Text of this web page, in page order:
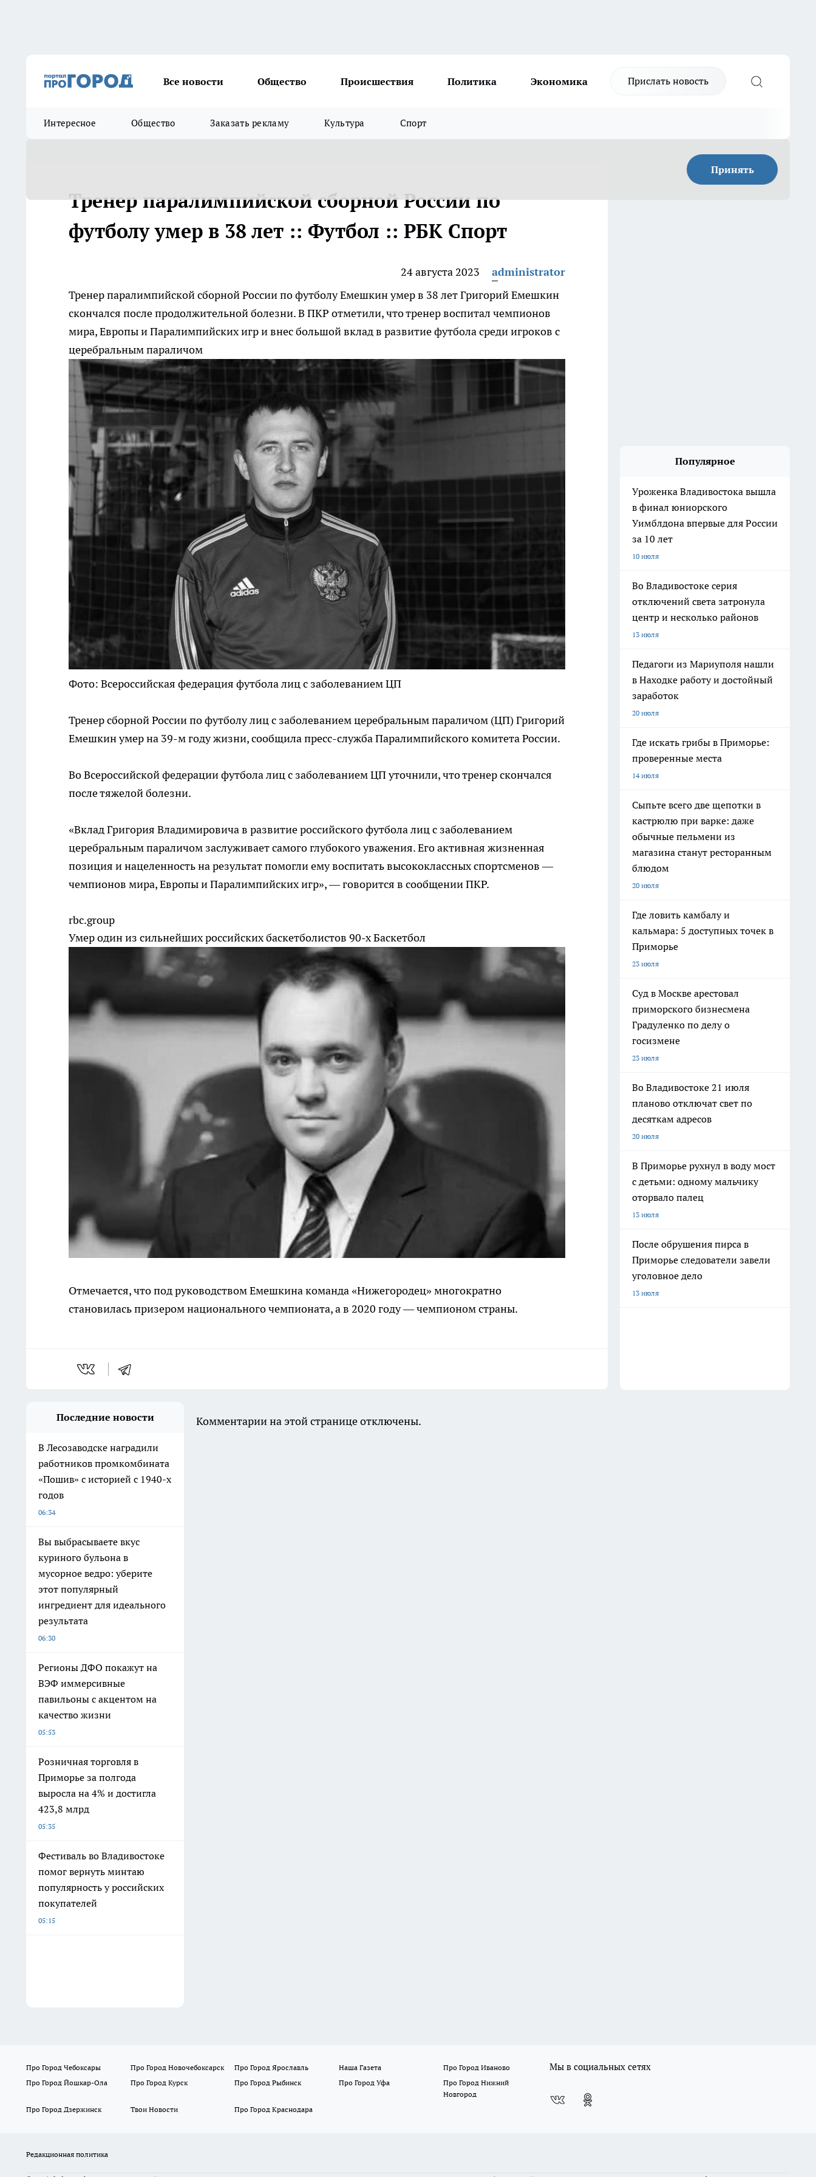
Все новости Общество Происшествия Политика Экономика Прислать новость
Интересное Общество Заказать рекламу Культура Спорт
Принять
Тренер паралимпийской сборной России по
футболу умер в 38 лет :: Футбол :: РБК Спорт
24 августа 2023
administrator
Тренер паралимпийской сборной России по футболу Емешкин умер в 38 летГригорий Емешкин
скончался после продолжительной болезни. В ПКР отметили, что тренер воспитал чемпионов
мира, Европы и Паралимпийских игр и внес большой вклад в развитие футбола среди игроков с
церебральным параличом
Фото: Всероссийская федерация футбола лиц с заболеванием ЦП
Тренер сборной России по футболу лиц с заболеванием церебральным параличом (ЦП) Григорий
Емешкин умер на 39-м году жизни, сообщила пресс-служба Паралимпийского комитета России.
Во Всероссийской федерации футбола лиц с заболеванием ЦП уточнили, что тренер скончался
после тяжелой болезни.
«Вклад Григория Владимировича в развитие российского футбола лиц с заболеванием
церебральным параличом заслуживает самого глубокого уважения. Его активная жизненная
позиция и нацеленность на результат помогли ему воспитать высококлассных спортсменов —
чемпионов мира, Европы и Паралимпийских игр», — говорится в сообщении ПКР.
rbc.group
Умер один из сильнейших российских баскетболистов 90-хБаскетбол
Отмечается, что под руководством Емешкина команда «Нижегородец» многократно
становилась призером национального чемпионата, а в 2020 году — чемпионом страны.
Популярное
Уроженка Владивостока вышла
в финал юниорского
Уимблдона впервые для России
за 10 лет
10 июля
Во Владивостоке серия
отключений света затронула
центр и несколько районов
13 июля
Педагоги из Мариуполя нашли
в Находке работу и достойный
заработок
20 июля
Где искать грибы в Приморье:
проверенные места
14 июля
Сыпьте всего две щепотки в
кастрюлю при варке: даже
обычные пельмени из
магазина станут ресторанным
блюдом
20 июля
Где ловить камбалу и
кальмара: 5 доступных точек в
Приморье
23 июля
Суд в Москве арестовал
приморского бизнесмена
Градуленко по делу о
госизмене
23 июля
Во Владивостоке 21 июля
планово отключат свет по
десяткам адресов
20 июля
В Приморье рухнул в воду мост
с детьми: одному мальчику
оторвало палец
13 июля
После обрушения пирса в
Приморье следователи завели
уголовное дело
13 июля
Последние новости
В Лесозаводске наградили
работников промкомбината
«Пошив» с историей с 1940-х
годов
06:34
Вы выбрасываете вкус
куриного бульона в
мусорное ведро: уберите
этот популярный
ингредиент для идеального
результата
06:30
Регионы ДФО покажут на
ВЭФ иммерсивные
павильоны с акцентом на
качество жизни
05:53
Розничная торговля в
Приморье за полгода
выросла на 4% и достигла
423,8 млрд
05:35
Фестиваль во Владивостоке
помог вернуть минтаю
популярность у российских
покупателей
05:15
Комментарии на этой странице отключены.
Про Город Чебоксары Про Город Новочебоксарск Про Город Ярославль Наша Газета
Про Город Иваново
Про Город Йошкар-Ола
Про Город Курск Про Город Рыбинск Про Город Уфа
Про Город Нижний
Новгород
Про Город Дзержинск
Твои Новости Про Город Краснодара
Мы в социальных сетях
Редакционная политика